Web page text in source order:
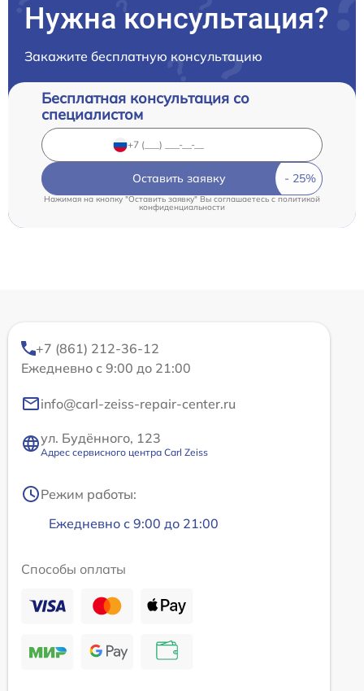
Нужна консультация?
Закажите бесплатную консультацию
Бесплатная консультация со
специалистом
Оставить заявку
Нажимая на кнопку "Оставить заявку" Вы соглашаетесь cполитикой
конфиденциальности
+7 (861) 212-36-12
Ежедневно с 9:00 до 21:00
info@carl-zeiss-repair-center.ru
ул. Будённого, 123
Адрес сервисного центра Carl Zeiss
Режим работы:
Ежедневно с 9:00 до 21:00
Способы оплаты